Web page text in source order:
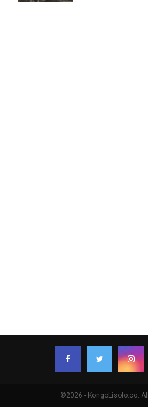
©2026 - KongoLisolo.co.